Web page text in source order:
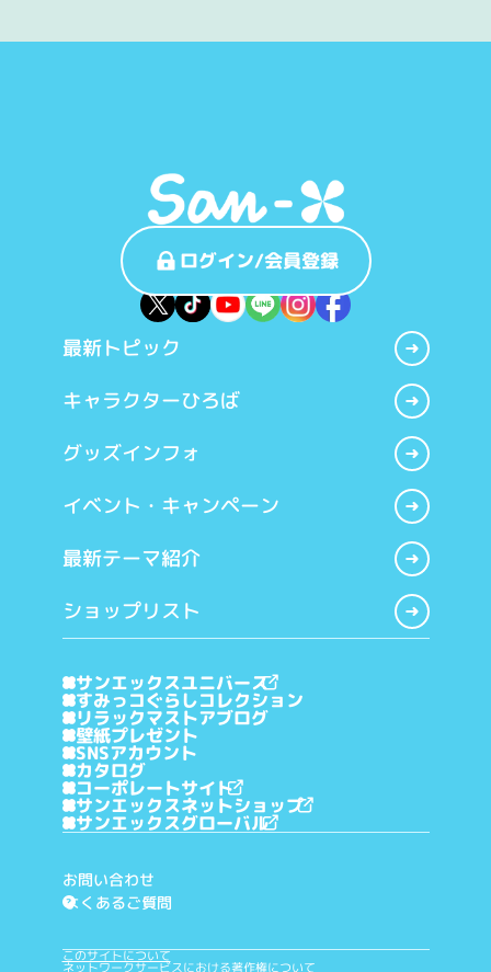
ログイン/会員登録
最新トピック
キャラクターひろば
グッズインフォ
イベント・キャンペーン
最新テーマ紹介
ショップリスト
サンエックスユニバース
すみっコぐらしコレクション
リラックマストアブログ
壁紙プレゼント
SNSアカウント
カタログ
コーポレートサイト
サンエックスネットショップ
サンエックスグローバル
お問い合わせ
?
よくあるご質問
このサイトについて
ネットワークサービスにおける著作権について